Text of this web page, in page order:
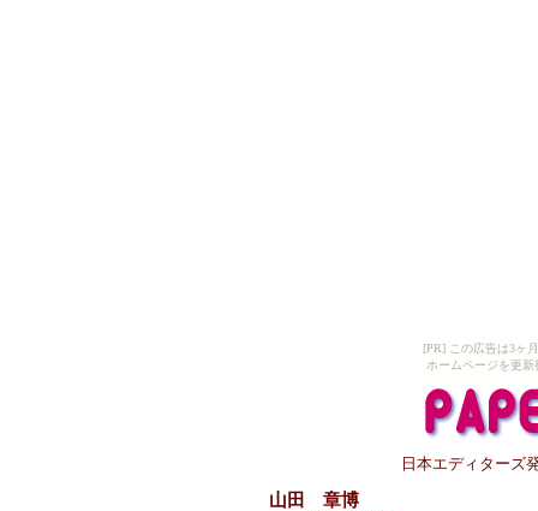
[PR] この広告は3ヶ
ホームページを更
日本エディターズ
山田 章博